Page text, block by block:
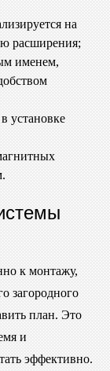
на
расширения;
именем,
установке
к монтажу,
загородного
план. Это
и
эффективно.